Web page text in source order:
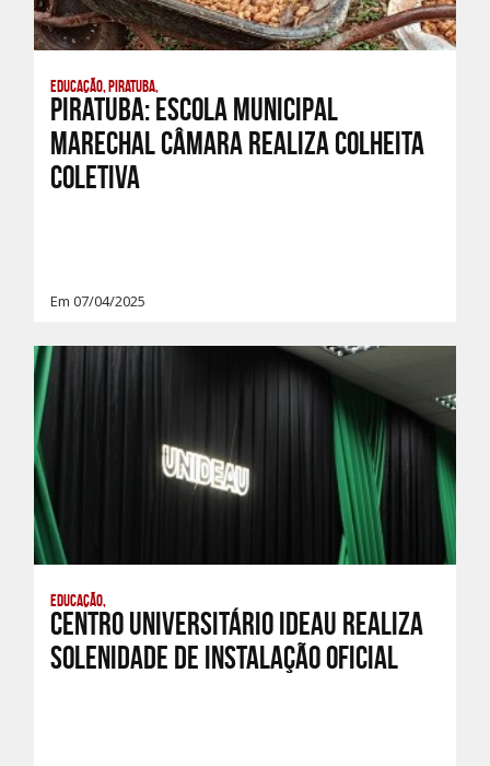
Educação, Piratuba,
PIRATUBA: ESCOLA MUNICIPAL
MARECHAL CÂMARA REALIZA COLHEITA
COLETIVA
Em 07/04/2025
Educação,
Centro Universitário IDEAU realiza
Solenidade de Instalação Oficial